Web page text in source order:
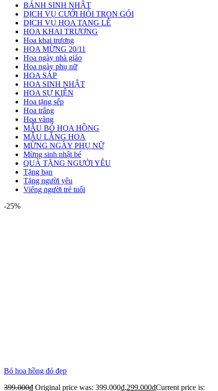
BÁNH SINH NHẬT
DỊCH VỤ CƯỚI HỎI TRỌN GÓI
DỊCH VỤ HOA TANG LỄ
HOA KHAI TRƯƠNG
Hoa khai trương
HOA MỪNG 20/11
Hoa ngày nhà giáo
Hoa ngày phụ nữ
HOA SÁP
HOA SINH NHẬT
HOA SỰ KIỆN
Hoa tặng sếp
Hoa trắng
Hoa vàng
MẪU BÓ HOA HỒNG
MẪU LẴNG HOA
MỪNG NGÀY PHỤ NỮ
Mừng sinh nhật bé
QUÀ TẶNG NGƯỜI YÊU
Tặng bạn
Tặng người yêu
Viếng người trẻ tuổi
-25%
Bó hoa hồng đỏ đẹp
399.000₫ Original price was: 399.000₫.299.000₫Current price is: